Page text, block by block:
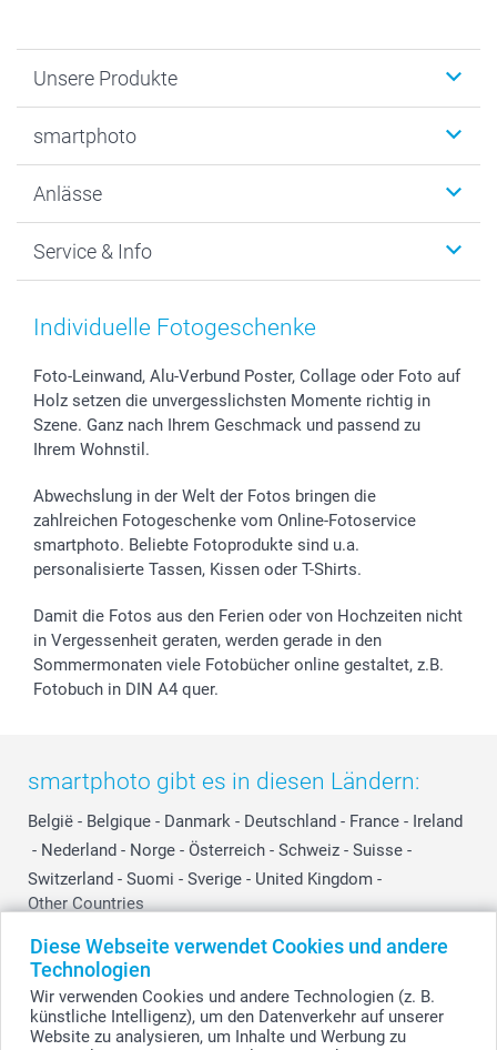
Diese Webseite verwendet Cookies und andere
Technologien
Wir verwenden Cookies und andere Technologien (z. B.
künstliche Intelligenz), um den Datenverkehr auf unserer
Website zu analysieren, um Inhalte und Werbung zu
Unsere Produkte
Fotogeschenke
MyNameBook
Fotoabzüge, Fotos als Buch & Poster
Zubehör & Material
Foto-Kalender & Agenden
Sticker & Etiketten
Geschenk-Gutscheine (PDF)
smartphoto
Warum smartphoto
Datenschutz
AGB
Presse
Partnerprogramme
Investor Relations
B2B smartbusiness
Widerrufsrecht
Anlässe
Neujahr
Muttertag
Kommunion & Konfirmation
Hochzeit
Geburtstag
Geburt
Zu allen Anlässen
Service & Info
Preise und Versandkosten
48h Lieferung
Zahlungsmöglichkeiten
Anmelden /Registrieren
Sitemap
Status der Bestellung
smartfriends
smartgarantie
smartbonus
Individuelle Fotogeschenke
Foto-Leinwand, Alu-Verbund Poster, Collage oder Foto auf
Holz setzen die unvergesslichsten Momente richtig in
Szene. Ganz nach Ihrem Geschmack und passend zu
Ihrem Wohnstil.
Abwechslung in der Welt der Fotos bringen die
zahlreichen Fotogeschenke vom Online-Fotoservice
smartphoto. Beliebte Fotoprodukte sind u.a.
personalisierte Tassen, Kissen oder T-Shirts.
Damit die Fotos aus den Ferien oder von Hochzeiten nicht
in Vergessenheit geraten, werden gerade in den
Sommermonaten viele Fotobücher online gestaltet, z.B.
Fotobuch in DIN A4 quer.
smartphoto gibt es in diesen Ländern:
België - Belgique - Danmark - Deutschland - France - Ireland
- Nederland - Norge - Österreich - Schweiz - Suisse -
Switzerland - Suomi - Sverige - United Kingdom -
Other Countries
Alle Preise verstehen sich in Schweizer Franken (CHF) inkl. MwSt. und zzgl.
Versandkosten.